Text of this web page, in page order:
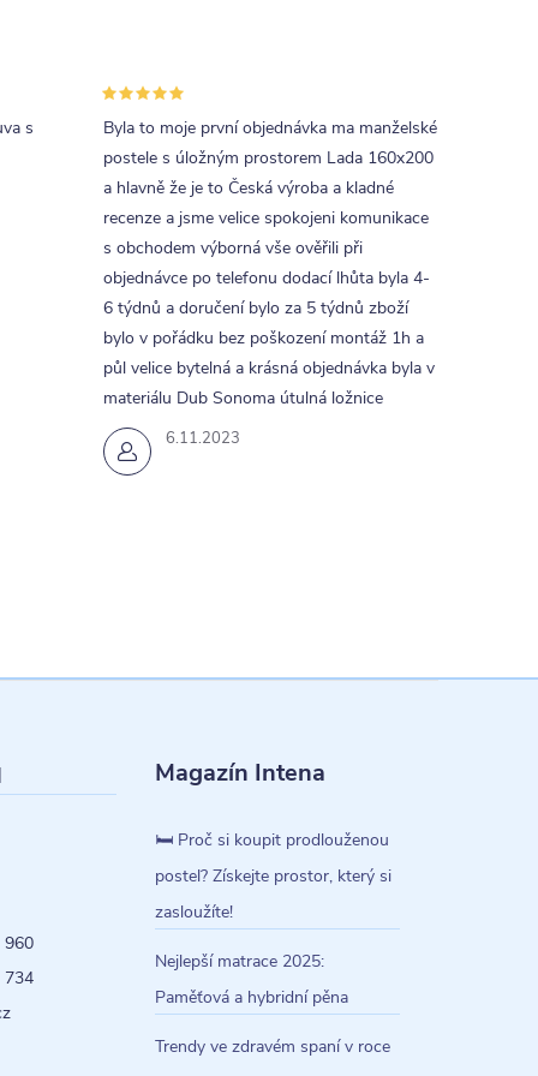
s
6.11.2023
Byla to moje první objednávka ma manželské
postele s úložným prostorem Lada 160x200
a hlavně že je to Česká výroba a kladné
recenze a jsme velice spokojeni komunikace
s obchodem výborná vše ověřili při
objednávce po telefonu dodací lhůta byla 4-
6 týdnů a doručení bylo za 5 týdnů zboží
bylo v pořádku bez poškození montáž 1h a
půl velice bytelná a krásná objednávka byla v
materiálu Dub Sonoma útulná ložnice
960
734
Magazín Intena
🛏️ Proč si koupit prodlouženou
postel? Získejte prostor, který si
zasloužíte!
Nejlepší matrace 2025:
Paměťová a hybridní pěna
Trendy ve zdravém spaní v roce